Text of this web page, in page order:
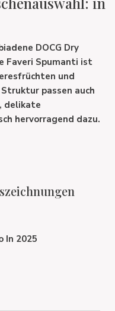
DOCG Dry
Faveri Spumanti ist
und
passen auch
delikate
hervorragend dazu.
In 2025